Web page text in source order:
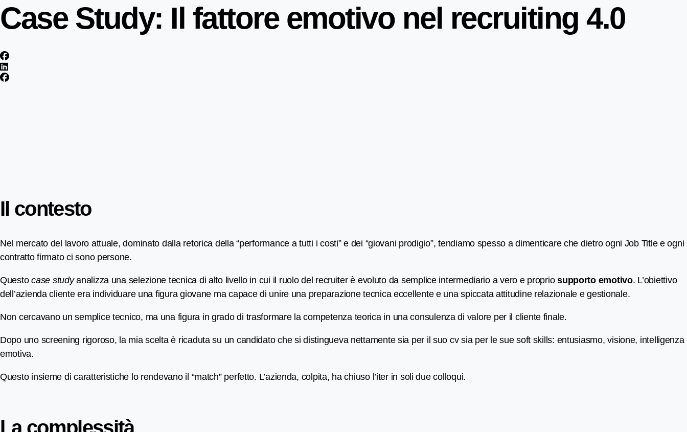
Case Study: Il fattore emotivo nel recruiting 4.0
Il contesto
Nel mercato del lavoro attuale, dominato dalla retorica della “performance a tutti i costi” e dei “giovani prodigio”, tendiamo spesso a dimenticare che dietro ogni Job Title e ogni
contratto firmato ci sono persone.
Questocase studyanalizza una selezione tecnica di alto livello in cui il ruolo del recruiter è evoluto da semplice intermediario a vero e propriosupporto emotivo. L’obiettivo
dell’azienda cliente era individuare una figura giovane ma capace di unire una preparazione tecnica eccellente e una spiccata attitudine relazionale e gestionale.
Non cercavano un semplice tecnico, ma una figura in grado di trasformare la competenza teorica in una consulenza di valore per il cliente finale.
Dopo uno screening rigoroso, la mia scelta è ricaduta su un candidato che si distingueva nettamente sia per il suo cv sia per le sue soft skills: entusiasmo, visione, intelligenza
emotiva.
Questo insieme di caratteristiche lo rendevano il “match” perfetto. L’azienda, colpita, ha chiuso l’iter in soli due colloqui.
La complessità